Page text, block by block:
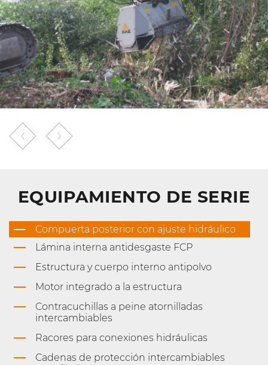
EQUIPAMIENTO DE SERIE
Compuerta posterior con ajuste hidráulico
Lámina interna antidesgaste FCP
Estructura y cuerpo interno antipolvo
Motor integrado a la estructura
Contracuchillas a peine atornilladas
intercambiables
Racores para conexiones hidráulicas
Cadenas de protección intercambiables